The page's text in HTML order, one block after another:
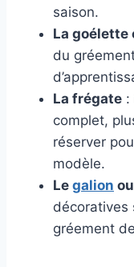
saison.
La goélette
du
La frégate :
complet,
réserver
modèle.
Le galion
décoratives
gréement